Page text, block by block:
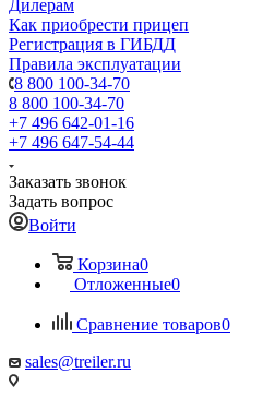
Дилерам
Как приобрести прицеп
Регистрация в ГИБДД
Правила эксплуатации
8 800 100-34-70
8 800 100-34-70
+7 496 642-01-16
+7 496 647-54-44
Заказать звонок
Задать вопрос
Войти
Корзина0
Отложенные0
Сравнение товаров0
sales@treiler.ru